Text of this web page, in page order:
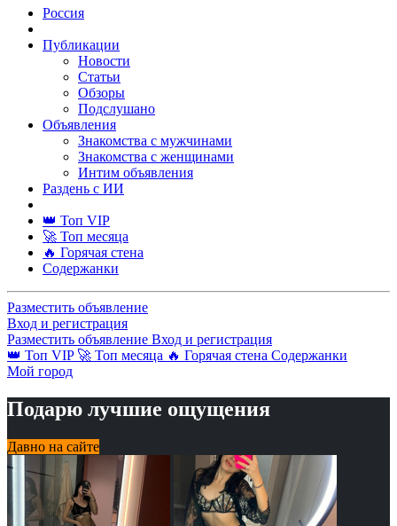
Россия
Публикации
Новости
Статьи
Обзоры
Подслушано
Объявления
Знакомства с мужчинами
Знакомства с женщинами
Интим объявления
Раздень с ИИ
👑 Топ VIP
🚀 Топ месяца
🔥 Горячая стена
Содержанки
Разместить объявление
Вход и регистрация
Разместить объявление Вход и регистрация
👑 Топ VIP 🚀 Топ месяца 🔥 Горячая стена Содержанки
Мой город
Подарю лучшие ощущения
Давно на сайте